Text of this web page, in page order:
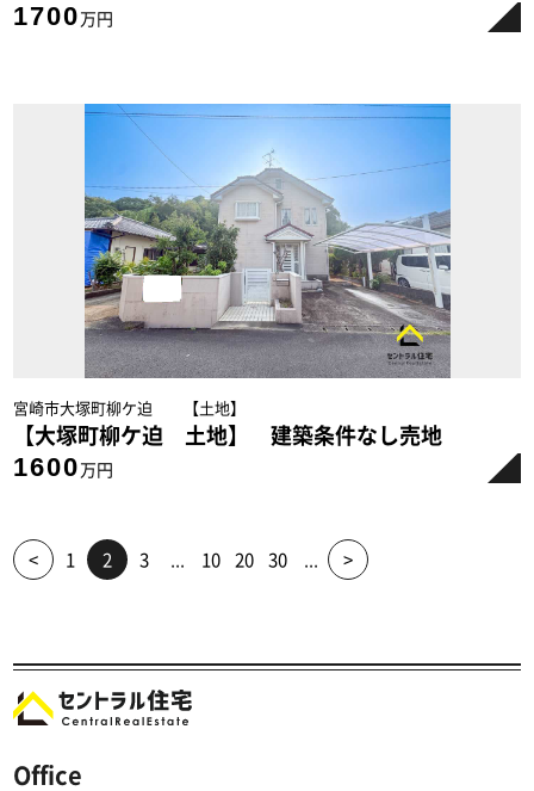
1700万円
宮崎市大塚町柳ケ迫 【土地】
【大塚町柳ケ迫 土地】 建築条件なし売地
1600万円
< 1 2 3 ... 10 20 30 ... >
Office